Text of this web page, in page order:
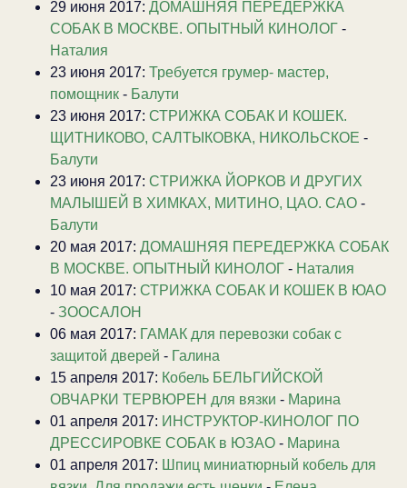
29 июня 2017: ДОМАШНЯЯ ПЕРЕДЕРЖКА
СОБАК В МОСКВЕ. ОПЫТНЫЙ КИНОЛОГ -
Наталия
23 июня 2017: Требуется грумер- мастер,
помощник - Балути
23 июня 2017: СТРИЖКА СОБАК И КОШЕК.
ЩИТНИКОВО, САЛТЫКОВКА, НИКОЛЬСКОЕ -
Балути
23 июня 2017: CТРИЖКА ЙОРКОВ И ДРУГИХ
МАЛЫШЕЙ В ХИМКАХ, МИТИНО, ЦАО. САО -
Балути
20 мая 2017: ДОМАШНЯЯ ПЕРЕДЕРЖКА СОБАК
В МОСКВЕ. ОПЫТНЫЙ КИНОЛОГ - Наталия
10 мая 2017: СТРИЖКА СОБАК И КОШЕК В ЮАО
- ЗООСАЛОН
06 мая 2017: ГАМАК для перевозки собак с
защитой дверей - Галина
15 апреля 2017: Кобель БЕЛЬГИЙСКОЙ
ОВЧАРКИ ТЕРВЮРЕН для вязки - Марина
01 апреля 2017: ИНСТРУКТОР-КИНОЛОГ ПО
ДРЕССИРОВКЕ СОБАК в ЮЗАО - Марина
01 апреля 2017: Шпиц миниатюрный кобель для